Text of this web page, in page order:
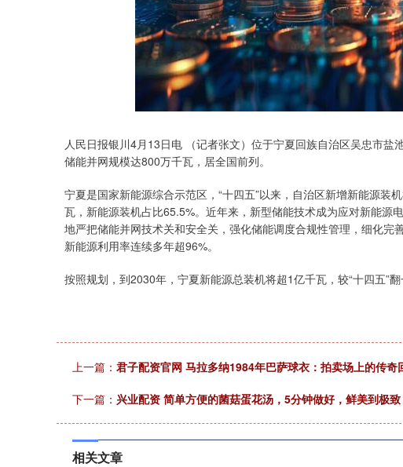
人民日报银川4月13日电 （记者张文）位于宁夏回族自治区吴忠市
储能并网规模达800万千瓦，居全国前列。
宁夏是国家新能源综合示范区，“十四五”以来，自治区新增新能源
瓦，新能源装机占比65.5%。近年来，新型储能技术成为应对新能源
地严把储能并网技术关和安全关，强化储能调度合规性管理，细化
新能源利用率连续多年超96%。
按照规划，到2030年，宁夏新能源总装机将超1亿千瓦，较“十四五”
上一篇： 君子配资官网 马拉多纳1984年巴萨球衣：拍卖场上的传奇
下一篇： 兴业配资 简单方便的菌菇蛋花汤，5分钟做好，鲜美到极
相关文章
上证指数 3905.14 4.79